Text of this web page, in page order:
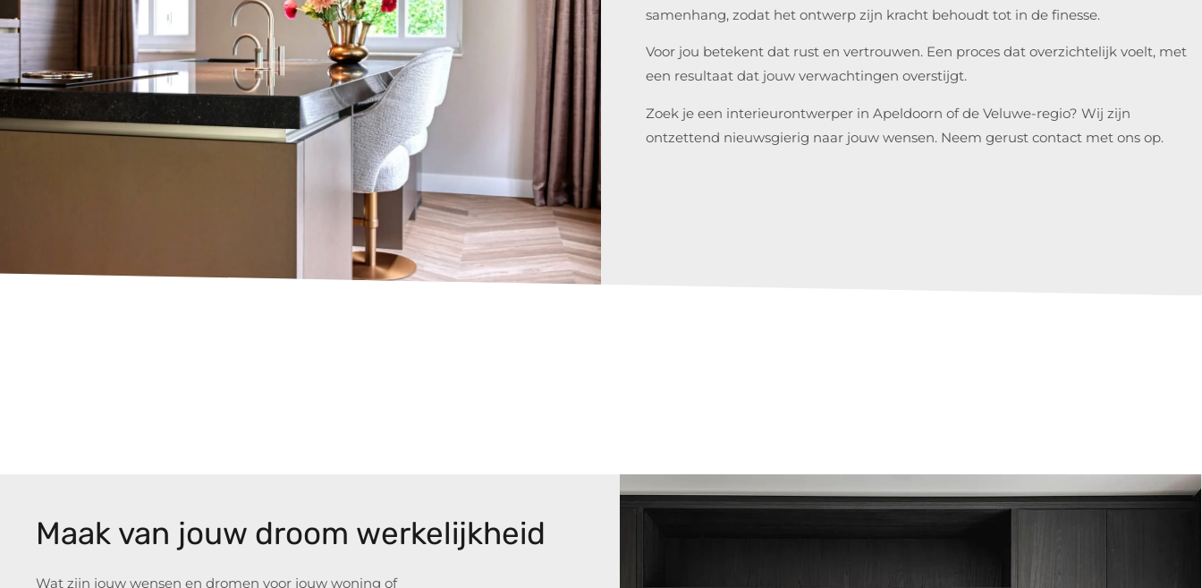
samenhang, zodat het ontwerp zijn kracht behoudt tot in de finesse.
Voor jou betekent dat rust en vertrouwen. Een proces dat overzichtelijk voelt, met
een resultaat dat jouw verwachtingen overstijgt.
Zoek je een interieurontwerper in Apeldoorn of de Veluwe-regio? Wij zijn
ontzettend nieuwsgierig naar jouw wensen. Neem gerust contact met ons op.
Maak van jouw droom werkelijkheid
Wat zijn jouw wensen en dromen voor jouw woning of